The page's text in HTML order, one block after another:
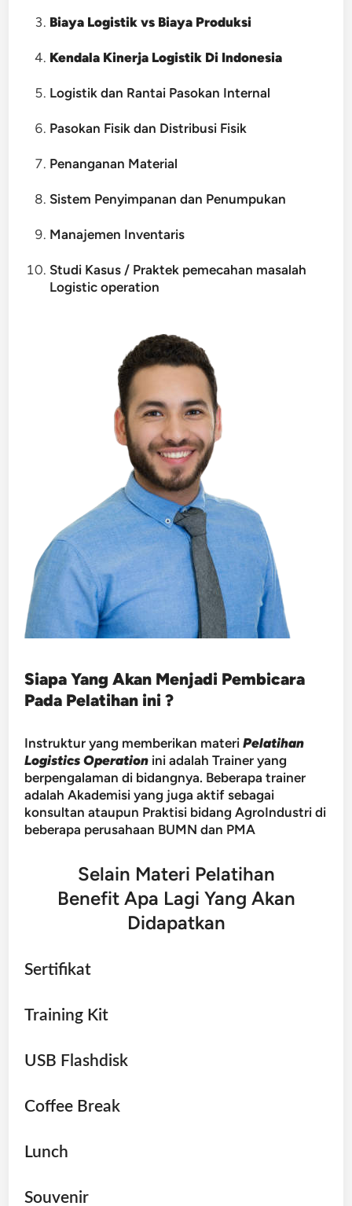
Biaya Logistik vs Biaya Produksi
Kendala Kinerja Logistik Di Indonesia
Logistik dan Rantai Pasokan Internal
Pasokan Fisik dan Distribusi Fisik
Penanganan Material
Sistem Penyimpanan dan Penumpukan
Manajemen Inventaris
Studi Kasus / Praktek pemecahan masalah
Logistic operation
Siapa Yang Akan Menjadi Pembicara
Pada Pelatihan ini ?
Instruktur yang memberikan materiPelatihan
Logistics Operation ini adalah Trainer yang
berpengalaman di bidangnya. Beberapa trainer
adalah Akademisi yang juga aktif sebagai
konsultan ataupun Praktisi bidang AgroIndustri di
beberapa perusahaan BUMN dan PMA
Selain Materi Pelatihan
Benefit Apa Lagi Yang Akan
Didapatkan
Sertifikat
Training Kit
USB Flashdisk
Coffee Break
Lunch
Souvenir